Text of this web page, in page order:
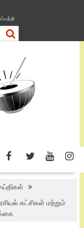
கட்சிகள் மற்றும்